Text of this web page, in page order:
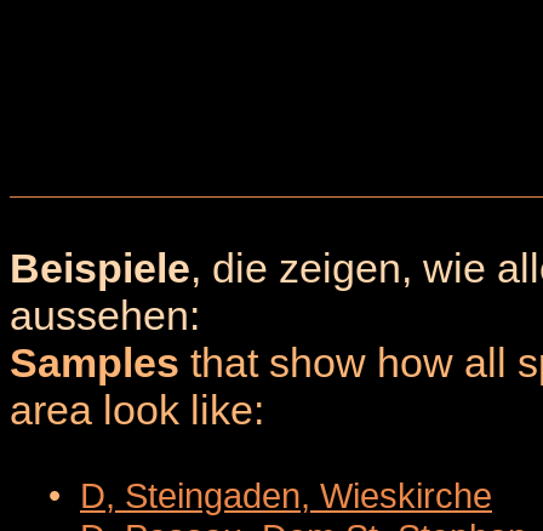
Beispiele, die zeigen, wie
aussehen:
Samples that show how all
area look like:
• D, Steingaden, Wieskirche